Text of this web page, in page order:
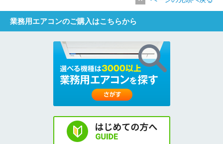
業務用エアコンのご購入はこちらから